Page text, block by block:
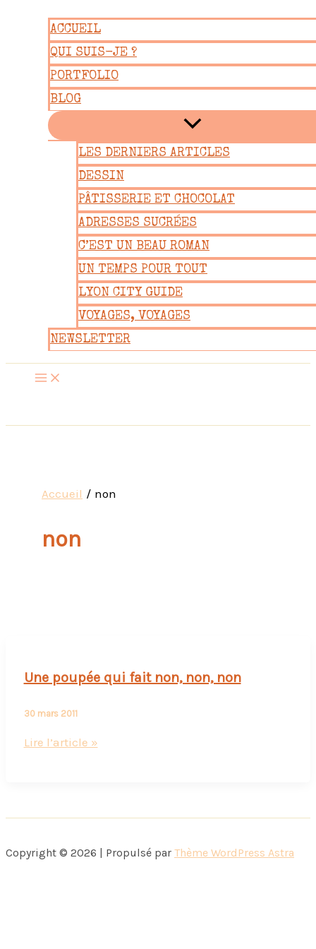
contenu
ACCUEIL
QUI SUIS-JE ?
PORTFOLIO
BLOG
LES DERNIERS ARTICLES
DESSIN
PÂTISSERIE ET CHOCOLAT
ADRESSES SUCRÉES
C’EST UN BEAU ROMAN
UN TEMPS POUR TOUT
LYON CITY GUIDE
VOYAGES, VOYAGES
NEWSLETTER
Accueil non
non
Une poupée qui fait non, non, non
30 mars 2011
Une
non,
non
Lire l’article »
Copyright © 2026 | Propulsé par Thème WordPress Astra